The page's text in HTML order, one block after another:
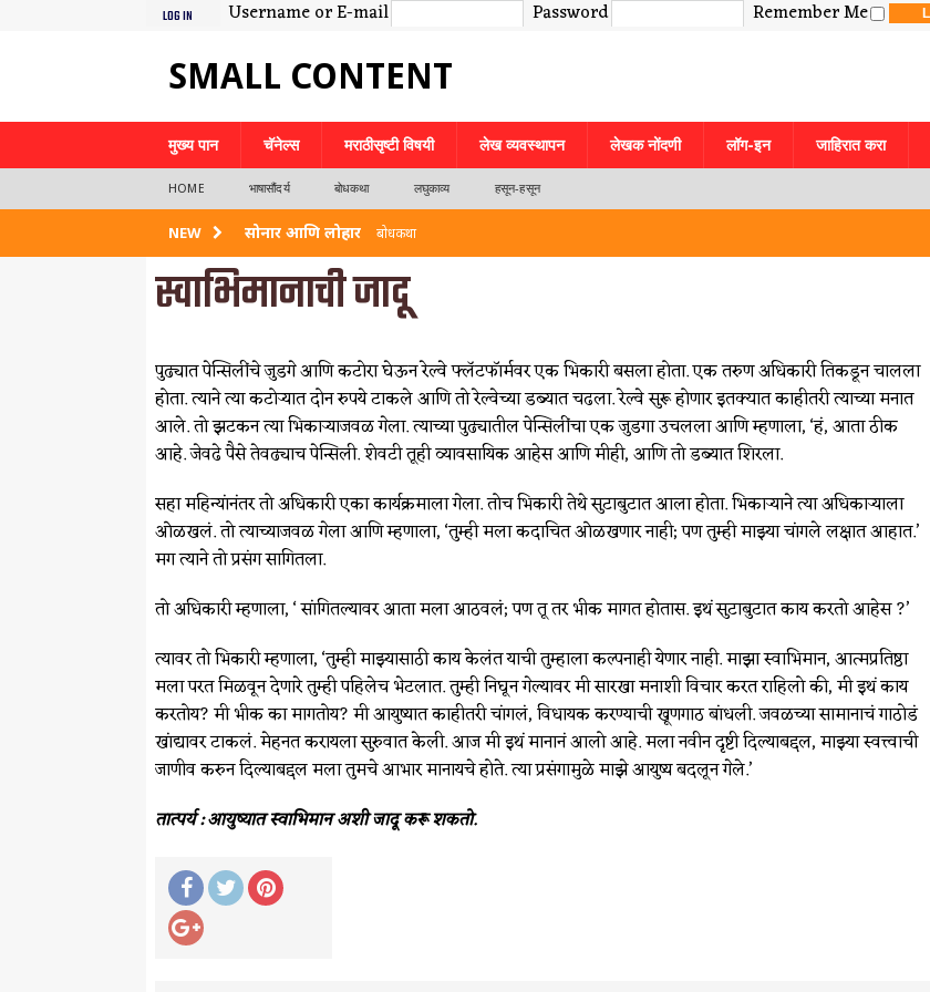
LOG IN Username or E-mail Password Remember Me
SMALL CONTENT
मुख्य पान चॅनेल्स मराठीसृष्टी विषयी लेख व्यवस्थापन लेखक नोंदणी लॉग-इन जाहिरात करा
HOME भाषासौंदर्य बोधकथा लघुकाव्य हसून-हसून
NEW सोनार आणि लोहार बोधकथा
नदीपार बोधकथा
स्वाभिमानाची जादू बोधकथा
प्रारब्ध बदलण्याचं सामर्थ्य इष्टदैवतेत आहे बोधकथा
स्वाभिमानाची जादू
पुढ्यात पेन्सिलींचे जुडगे आणि कटोरा घेऊन रेल्वे फ्लॅटफॉर्मवर एक भिकारी बसला होता. एक तरुण अधिकारी तिकडून चालला
होता. त्याने त्या कटोर्‍यात दोन रुपये टाकले आणि तो रेल्वेच्या डब्यात चढला. रेल्वे सुरू होणार इतक्यात काहीतरी त्याच्या मनात
आले. तो झटकन त्या भिकार्‍याजवळ गेला. त्याच्या पुढ्यातील पेन्सिलींचा एक जुडगा उचलला आणि म्हणाला, ‘हं, आता ठीक
आहे. जेवढे पैसे तेवढ्याच पेन्सिली. शेवटी तूही व्यावसायिक आहेस आणि मीही, आणि तो डब्यात शिरला.
सहा महिन्यांनंतर तो अधिकारी एका कार्यक्रमाला गेला. तोच भिकारी तेथे सुटाबुटात आला होता. भिकार्‍याने त्या अधिकार्‍याला
ओळखलं. तो त्याच्याजवळ गेला आणि म्हणाला, ‘तुम्ही मला कदाचित ओळखणार नाही; पण तुम्ही माझ्या चांगले लक्षात आहात.’
मग त्याने तो प्रसंग सागितला.
तो अधिकारी म्हणाला, ‘ सांगितल्यावर आता मला आठवलं; पण तू तर भीक मागत होतास. इथं सुटाबुटात काय करतो आहेस ?’
त्यावर तो भिकारी म्हणाला, ‘तुम्ही माझ्यासाठी काय केलंत याची तुम्हाला कल्पनाही येणार नाही. माझा स्वाभिमान, आत्मप्रतिष्ठा
मला परत मिळवून देणारे तुम्ही पहिलेच भेटलात. तुम्ही निघून गेल्यावर मी सारखा मनाशी विचार करत राहिलो की, मी इथं काय
करतोय? मी भीक का मागतोय? मी आयुष्यात काहीतरी चांगलं, विधायक करण्याची खूणगाठ बांधली. जवळच्या सामानाचं गाठोडं
खांद्यावर टाकलं. मेहनत करायला सुरुवात केली. आज मी इथं मानानं आलो आहे. मला नवीन दृष्टी दिल्याबद्दल, माझ्या स्वत्त्वाची
जाणीव करुन दिल्याबद्दल मला तुमचे आभार मानायचे होते. त्या प्रसंगामुळे माझे आयुष्य बदलून गेले.’
तात्पर्य : आयुष्यात स्वाभिमान अशी जादू करू शकतो.